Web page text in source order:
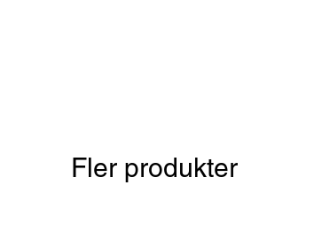
Fler produkter